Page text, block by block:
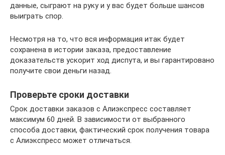
данные, сыграют на руку и у вас будет больше шансов
выиграть спор.
Несмотря на то, что вся информация итак будет
сохранена в истории заказа, предоставление
доказательств ускорит ход диспута, и вы гарантировано
получите свои деньги назад.
Проверьте сроки доставки
Срок доставки заказов с Алиэкспресс составляет
максимум 60 дней. В зависимости от выбранного
способа доставки, фактический срок получения товара
с Алиэкспресс может отличаться.